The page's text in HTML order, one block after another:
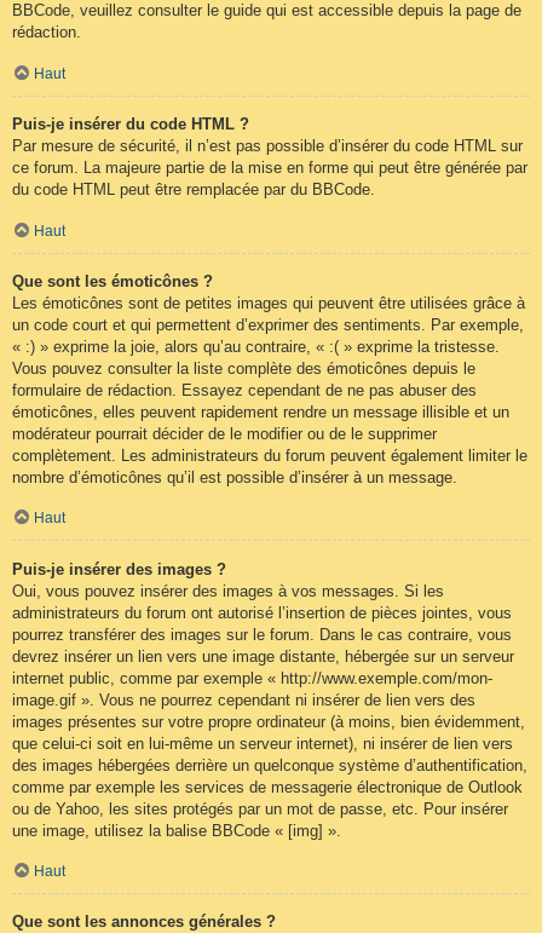
BBCode, veuillez consulter le guide qui est accessible depuis la page de
rédaction.
Haut
Puis-je insérer du code HTML ?
Par mesure de sécurité, il n’est pas possible d’insérer du code HTML sur
ce forum. La majeure partie de la mise en forme qui peut être générée par
du code HTML peut être remplacée par du BBCode.
Haut
Que sont les émoticônes ?
Les émoticônes sont de petites images qui peuvent être utilisées grâce à
un code court et qui permettent d’exprimer des sentiments. Par exemple,
« :) » exprime la joie, alors qu’au contraire, « :( » exprime la tristesse.
Vous pouvez consulter la liste complète des émoticônes depuis le
formulaire de rédaction. Essayez cependant de ne pas abuser des
émoticônes, elles peuvent rapidement rendre un message illisible et un
modérateur pourrait décider de le modifier ou de le supprimer
complètement. Les administrateurs du forum peuvent également limiter le
nombre d’émoticônes qu’il est possible d’insérer à un message.
Haut
Puis-je insérer des images ?
Oui, vous pouvez insérer des images à vos messages. Si les
administrateurs du forum ont autorisé l’insertion de pièces jointes, vous
pourrez transférer des images sur le forum. Dans le cas contraire, vous
devrez insérer un lien vers une image distante, hébergée sur un serveur
internet public, comme par exemple « http://www.exemple.com/mon-
image.gif ». Vous ne pourrez cependant ni insérer de lien vers des
images présentes sur votre propre ordinateur (à moins, bien évidemment,
que celui-ci soit en lui-même un serveur internet), ni insérer de lien vers
des images hébergées derrière un quelconque système d’authentification,
comme par exemple les services de messagerie électronique de Outlook
ou de Yahoo, les sites protégés par un mot de passe, etc. Pour insérer
une image, utilisez la balise BBCode « [img] ».
Haut
Que sont les annonces générales ?